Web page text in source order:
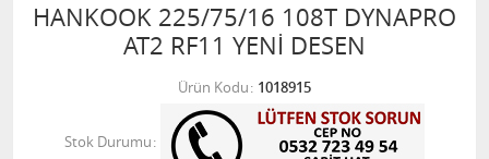
HANKOOK 225/75/16 108T DYNAPRO
AT2 RF11 YENİ DESEN
Ürün Kodu 1018915
Stok Durumu